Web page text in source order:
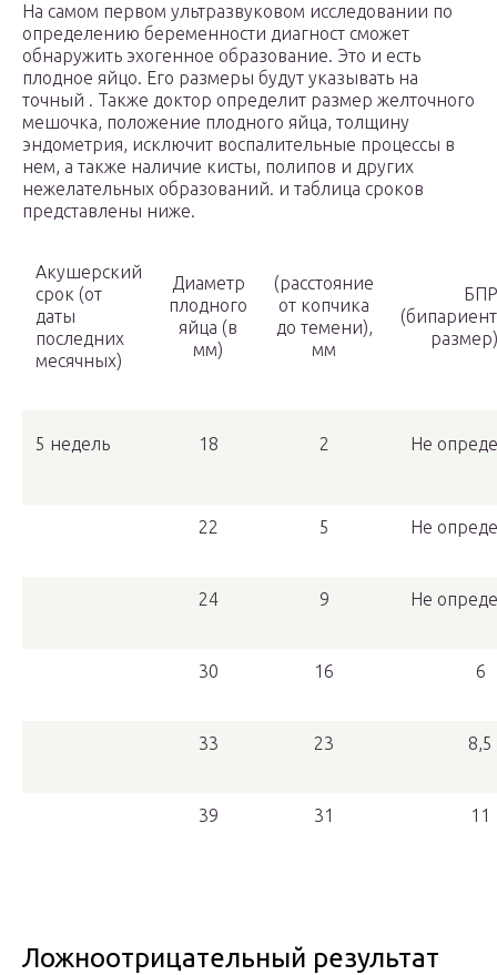
На самом первом ультразвуковом исследовании по
определению беременности диагност сможет
обнаружить эхогенное образование. Это и есть
плодное яйцо. Его размеры будут указывать на
точный . Также доктор определит размер желточного
мешочка, положение плодного яйца, толщину
эндометрия, исключит воспалительные процессы в
нем, а также наличие кисты, полипов и других
нежелательных образований. и таблица сроков
представлены ниже.
Акушерский
срок (от
даты
последних
месячных)
Диаметр
плодного
яйца (в
мм)
(расстояние
от копчика
до темени),
мм
БПР
5 недель 18 2 Не
22 5 Не
24 9 Не
30 16 6
33 23 8,5
39 31 11
Ложноотрицательный результат